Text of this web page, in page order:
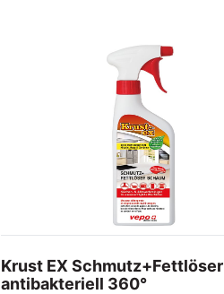
In den Warenkorb
Krust EX Schmutz+Fettlöser
antibakteriell 360°